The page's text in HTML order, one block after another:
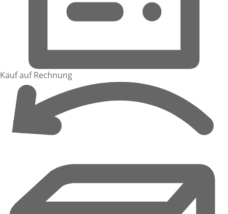
Kauf auf Rechnung